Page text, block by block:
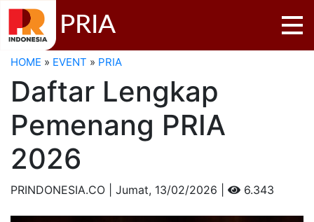
PRIA
HOME » EVENT » PRIA
Daftar Lengkap
Pemenang PRIA
2026
PRINDONESIA.CO | Jumat, 13/02/2026 | 6.343